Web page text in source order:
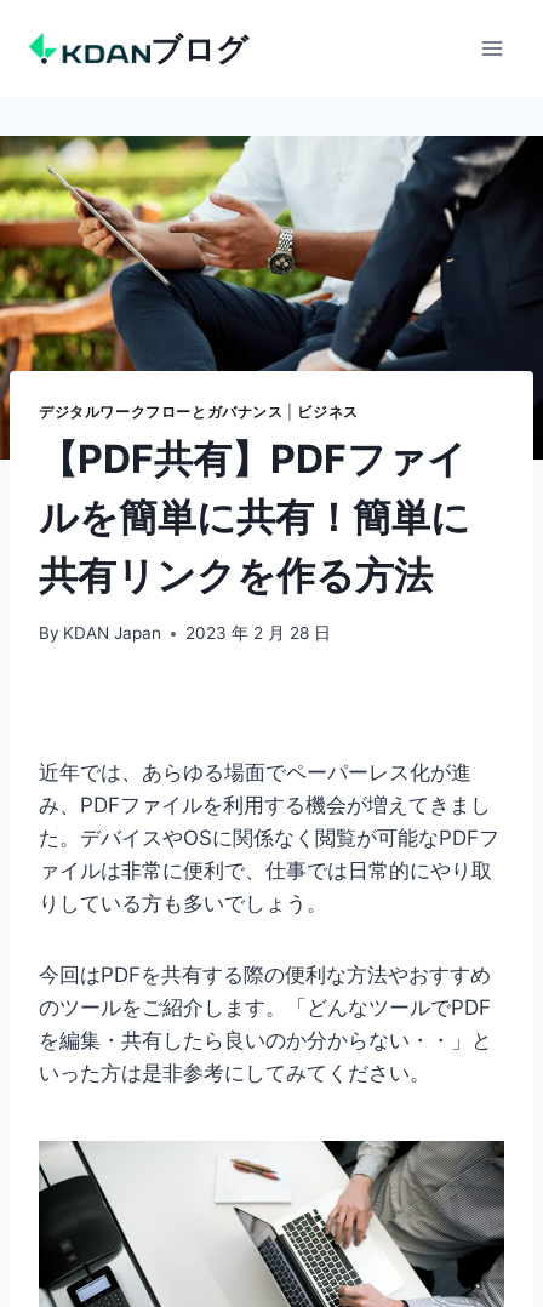
ブログ
デジタルワークフローとガバナンス ビジネス
【PDF共有】PDFファイ
ルを簡単に共有！簡単に
共有リンクを作る方法
By KDAN Japan 2023 年 2 月 28 日
近年では、あらゆる場面でペーパーレス化が進
み、PDFファイルを利用する機会が増えてきまし
た。デバイスやOSに関係なく閲覧が可能なPDFフ
ァイルは非常に便利で、仕事では日常的にやり取
りしている方も多いでしょう。
今回はPDFを共有する際の便利な方法やおすすめ
のツールをご紹介します。「どんなツールでPDF
を編集・共有したら良いのか分からない・・」と
いった方は是非参考にしてみてください。